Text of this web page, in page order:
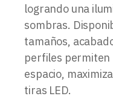
logrando una
sombras.
tamaños,
perfiles permiten
espacio,
tiras LED.